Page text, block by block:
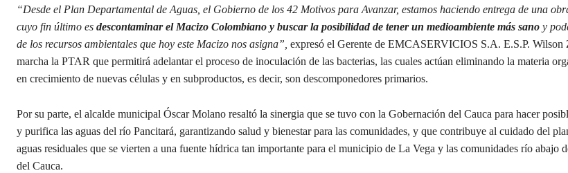
“Desde el Plan Departamental de Aguas, el Gobierno de los 42 Motivos para Avanzar, estamos haciendo entrega de una
cuyo fin último es descontaminar el Macizo Colombiano y buscar la posibilidad de tener un medioambiente más sano y
de los recursos ambientales que hoy este Macizo nos asigna”, expresó el Gerente de EMCASERVICIOS S.A. E.S.P. Wilson
marcha la PTAR que permitirá adelantar el proceso de inoculación de las bacterias, las cuales actúan eliminando la materia
en crecimiento de nuevas células y en subproductos, es decir, son descomponedores primarios.
Por su parte, el alcalde municipal Óscar Molano resaltó la sinergia que se tuvo con la Gobernación del Cauca para hacer
y purifica las aguas del río Pancitará, garantizando salud y bienestar para las comunidades, y que contribuye al cuidado del
aguas residuales que se vierten a una fuente hídrica tan importante para el municipio de La Vega y las comunidades río abajo
del Cauca.